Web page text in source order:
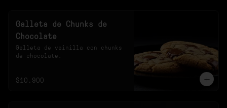
Galleta de Chunks de
Chocolate
Galleta de vainilla con chunks
de chocolate.
$10.900